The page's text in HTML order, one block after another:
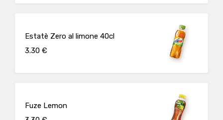
Estatè Zero al limone 40cl
3.30 €
Fuze Lemon